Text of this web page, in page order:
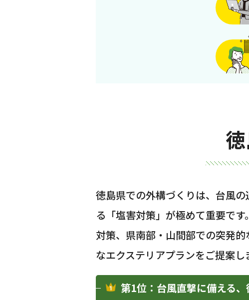
徳島県での外構づくりは、台風
る「塩害対策」が極めて重要で
対策、県南部・山間部での突発
なエクステリアプランをご提案し
第1位：台風直撃に備える